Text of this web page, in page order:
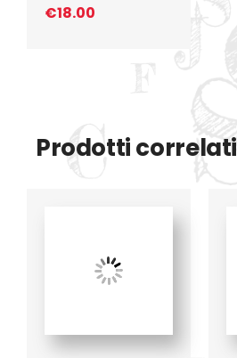
€18.00
Prodotti correlati